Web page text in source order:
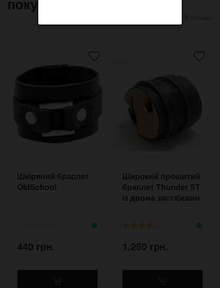
покупают
Шкіряний браслет
OldSchool
440 грн.
Широкий прошитий
браслет Thunder ST
із двома застібками
1,250 грн.